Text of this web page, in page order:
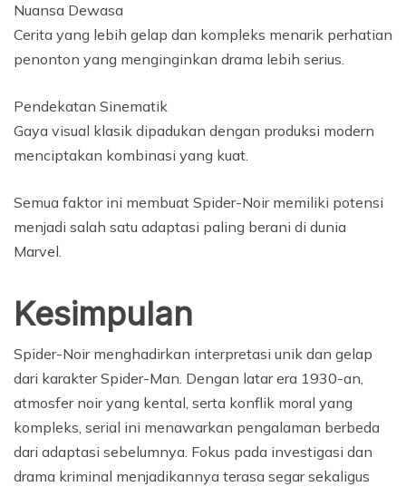
Nuansa Dewasa
Cerita yang lebih gelap dan kompleks menarik perhatian
penonton yang menginginkan drama lebih serius.
Pendekatan Sinematik
Gaya visual klasik dipadukan dengan produksi modern
menciptakan kombinasi yang kuat.
Semua faktor ini membuat Spider-Noir memiliki potensi
menjadi salah satu adaptasi paling berani di dunia
Marvel.
Kesimpulan
Spider-Noir menghadirkan interpretasi unik dan gelap
dari karakter Spider-Man. Dengan latar era 1930-an,
atmosfer noir yang kental, serta konflik moral yang
kompleks, serial ini menawarkan pengalaman berbeda
dari adaptasi sebelumnya. Fokus pada investigasi dan
drama kriminal menjadikannya terasa segar sekaligus